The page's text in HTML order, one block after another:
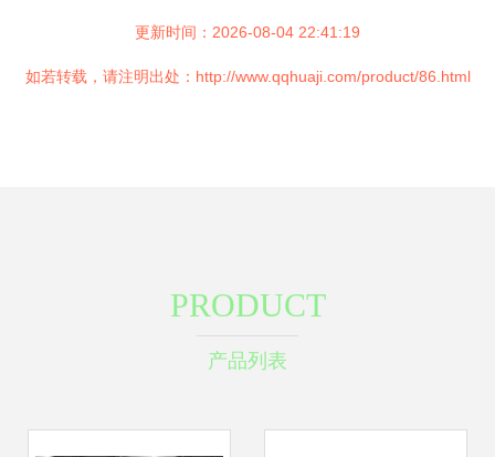
更新时间：2026-08-04 22:41:19
如若转载，请注明出处：http://www.qqhuaji.com/product/86.html
PRODUCT
产品列表